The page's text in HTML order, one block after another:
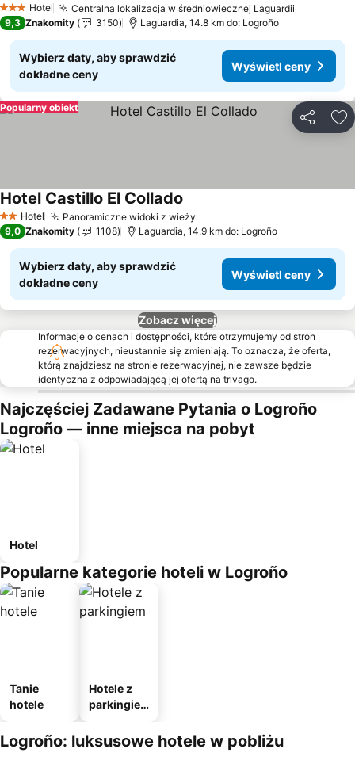
3 Kategoria
Hotel Centralna lokalizacja w średniowiecznej Laguardii
9,3 Znakomity 3150 Laguardia, 14.8 km do: Logroño
Wybierz daty, aby sprawdzić
dokładne ceny
Wyświetl ceny
Popularny obiekt
2 Kategoria
Hotel Panoramiczne widoki z wieży
Hotel Castillo El Collado
9,0 Znakomity 1108 Laguardia, 14.9 km do: Logroño
Wybierz daty, aby sprawdzić
dokładne ceny
Wyświetl ceny
Zobacz więcej
Informacje o cenach i dostępności, które otrzymujemy od stron
rezerwacyjnych, nieustannie się zmieniają. To oznacza, że oferta,
którą znajdziesz na stronie rezerwacyjnej, nie zawsze będzie
identyczna z odpowiadającą jej ofertą na trivago.
Najczęściej Zadawane Pytania o Logroño
Logroño — inne miejsca na pobyt
Hotel
Popularne kategorie hoteli w Logroño
Tanie
hotele
Hotele z
parkingie
Logroño: luksusowe hotele w pobliżu